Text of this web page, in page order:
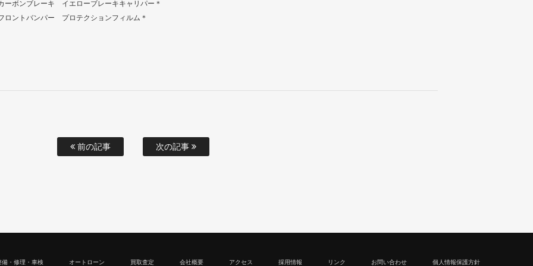
ーボンブレーキ イエローブレーキキャリパー＊
ロントバンパー プロテクションフィルム＊
前の記事 次の記事
備・修理・車検 オートローン 買取査定 会社概要 アクセス 採用情報 リンク お問い合わせ 個人情報保護方針